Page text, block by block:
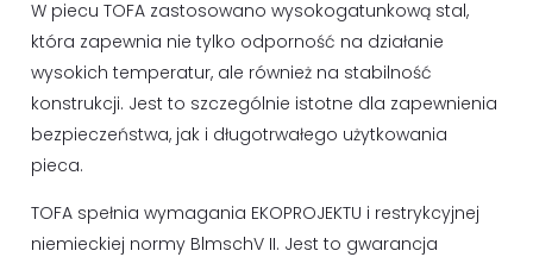
W piecu TOFA zastosowano wysokogatunkową stal,
która zapewnia nie tylko odporność na działanie
wysokich temperatur, ale również na stabilność
konstrukcji. Jest to szczególnie istotne dla zapewnienia
bezpieczeństwa, jak i długotrwałego użytkowania
pieca.
TOFA spełnia wymagania EKOPROJEKTU i restrykcyjnej
niemieckiej normy BlmschV II. Jest to gwarancja